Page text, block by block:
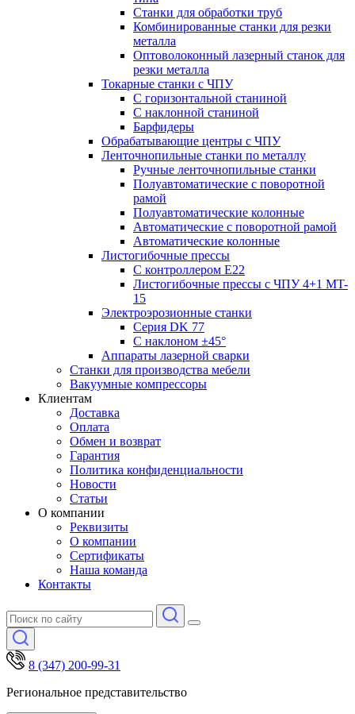
Станки для обработки труб
Комбинированные станки для резки
металла
Оптоволоконный лазерный станок для
резки металла
Токарные станки с ЧПУ
С горизонтальной станиной
С наклонной станиной
Барфидеры
Обрабатывающие центры с ЧПУ
Ленточнопильные станки по металлу
Ручные ленточнопильные станки
Полуавтоматические с поворотной
рамой
Полуавтоматические колонные
Автоматические с поворотной рамой
Автоматические колонные
Листогибочные прессы
С контроллером E22
Листогибочные прессы с ЧПУ 4+1 MT-
15
Электроэрозионные станки
Серия DK 77
С наклоном ±45°
Аппараты лазерной сварки
Станки для производства мебели
Вакуумные компрессоры
Клиентам
Доставка
Оплата
Обмен и возврат
Гарантия
Политика конфиденциальности
Новости
Статьи
О компании
Реквизиты
О компании
Сертификаты
Наша команда
Контакты
8 (347) 200-99-31
Региональное представительство